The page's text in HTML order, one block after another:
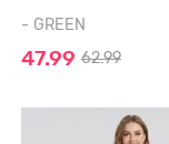
- GREEN
47.99 62.99